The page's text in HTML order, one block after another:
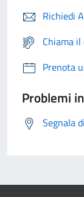
Richiedi
Chiama
Prenota
Problemi
Segnala